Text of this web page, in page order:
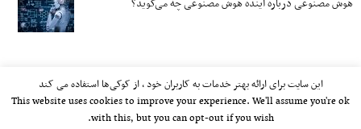
هوش مصنوعی درباره آینده هوش مصنوعی چه می‌گوید؟
این سایت برای ارائه بهتر خدمات به کاربران خود ، از کوکی‌ها استفاده می کند
This website uses cookies to improve your experience. We'll assume you're ok
with this, but you can opt-out if you wish.